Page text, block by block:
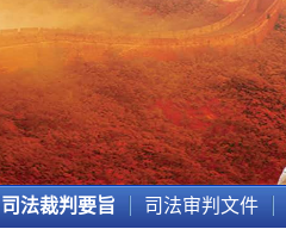
司法裁判要旨 司法审判文件